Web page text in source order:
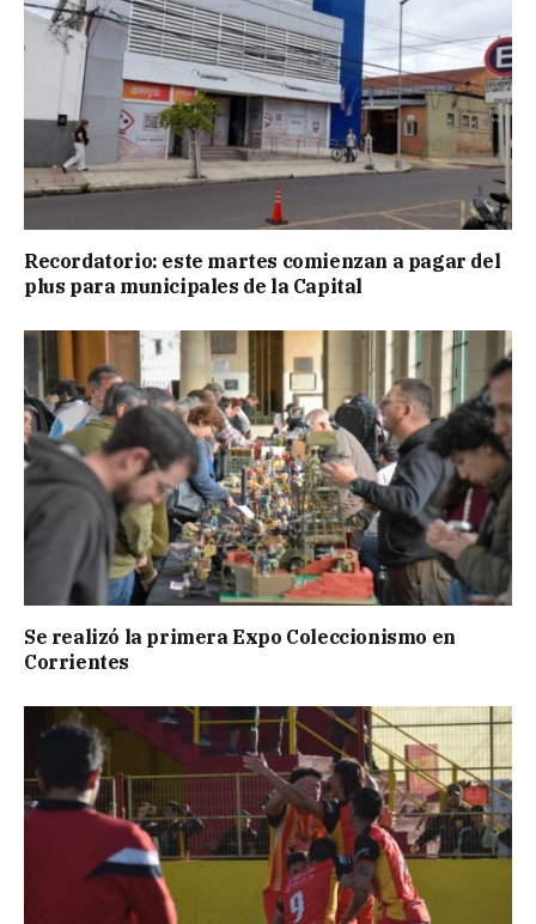
Recordatorio: este martes comienzan a pagar del
plus para municipales de la Capital
Se realizó la primera Expo Coleccionismo en
Corrientes